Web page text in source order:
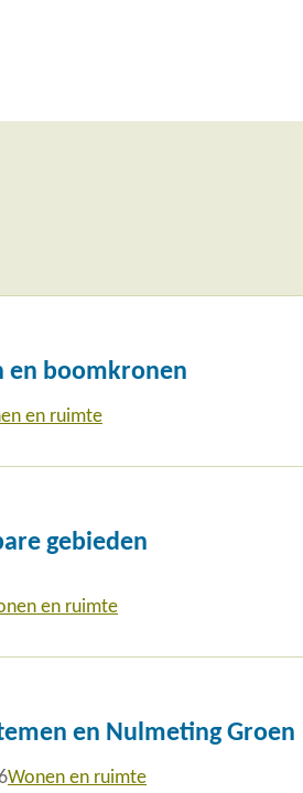
en boomkronen
en ruimte
gebieden
en ruimte
en Nulmeting Groen
Wonen en ruimte